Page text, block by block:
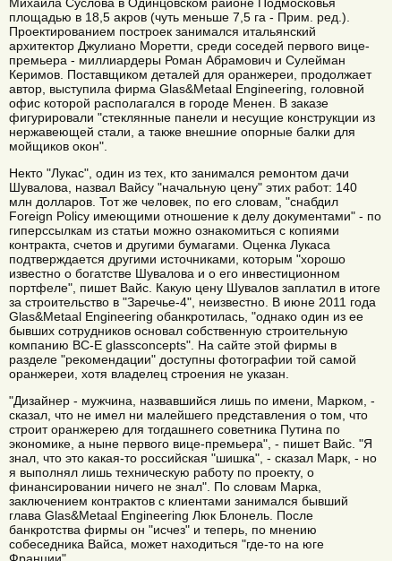
площадью в 18,5 акров (чуть меньше 7,5 га - Прим. ред.).
Проектированием построек занимался итальянский
архитектор Джулиано Моретти, среди соседей первого вице-
премьера - миллиардеры Роман Абрамович и Сулейман
Керимов. Поставщиком деталей для оранжереи, продолжает
автор, выступила фирма Glas&Metaal Engineering, головной
офис которой располагался в городе Менен. В заказе
фигурировали "стеклянные панели и несущие конструкции из
нержавеющей стали, а также внешние опорные балки для
мойщиков окон".
Некто "Лукас", один из тех, кто занимался ремонтом дачи
Шувалова, назвал Вайсу "начальную цену" этих работ: 140
млн долларов. Тот же человек, по его словам, "снабдил
Foreign Policy имеющими отношение к делу документами" - по
гиперссылкам из статьи можно ознакомиться с копиями
контракта, счетов и другими бумагами. Оценка Лукаса
подтверждается другими источниками, которым "хорошо
известно о богатстве Шувалова и о его инвестиционном
портфеле", пишет Вайс. Какую цену Шувалов заплатил в итоге
за строительство в "Заречье-4", неизвестно. В июне 2011 года
Glas&Metaal Engineering обанкротилась, "однако один из ее
бывших сотрудников основал собственную строительную
компанию BC-E glassconcepts". На сайте этой фирмы в
разделе "рекомендации" доступны фотографии той самой
оранжереи, хотя владелец строения не указан.
"Дизайнер - мужчина, назвавшийся лишь по имени, Марком, -
сказал, что не имел ни малейшего представления о том, что
строит оранжерею для тогдашнего советника Путина по
экономике, а ныне первого вице-премьера", - пишет Вайс. "Я
знал, что это какая-то российская "шишка", - сказал Марк, - но
я выполнял лишь техническую работу по проекту, о
финансировании ничего не знал". По словам Марка,
заключением контрактов с клиентами занимался бывший
глава Glas&Metaal Engineering Люк Блонель. После
банкротства фирмы он "исчез" и теперь, по мнению
собеседника Вайса, может находиться "где-то на юге